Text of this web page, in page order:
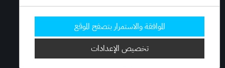
الموافقة والاستمرار بتصفح الموقع
تخصيص الإعدادات